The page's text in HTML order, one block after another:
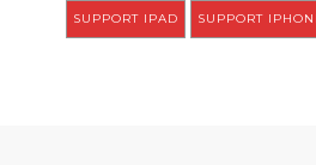
SUPPORT IPAD SUPPORT